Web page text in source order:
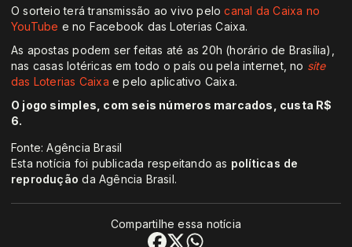
O sorteio terá transmissão ao vivo pelocanal da Caixa no
YouTube e no Facebook das Loterias Caixa.
As apostas podem ser feitas até as 20h (horário de Brasília),
nas casas lotéricas em todo o país ou pela internet, no site
das Loterias Caixa e pelo aplicativo Caixa.
O jogo simples, com seis números marcados, custa R$
6.
Fonte: Agência Brasil
Esta notícia foi publicada respeitando as políticas de
reprodução da Agência Brasil.
Compartilhe essa notícia